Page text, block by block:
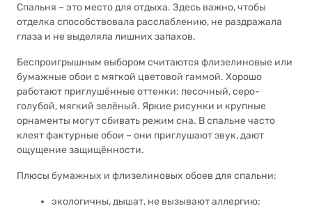
Спальня – это место для отдыха. Здесь важно, чтобы
отделка способствовала расслаблению, не раздражала
глаза и не выделяла лишних запахов.
Беспроигрышным выбором считаются флизелиновые или
бумажные обои с мягкой цветовой гаммой. Хорошо
работают приглушённые оттенки: песочный, серо-
голубой, мягкий зелёный. Яркие рисунки и крупные
орнаменты могут сбивать режим сна. В спальне часто
клеят фактурные обои – они приглушают звук, дают
ощущение защищённости.
Плюсы бумажных и флизелиновых обоев для спальни:
экологичны, дышат, не вызывают аллергию;